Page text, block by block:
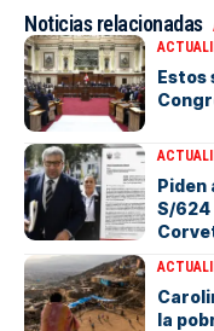
Noticias relacionadas
Estos
Piden
S/624
la